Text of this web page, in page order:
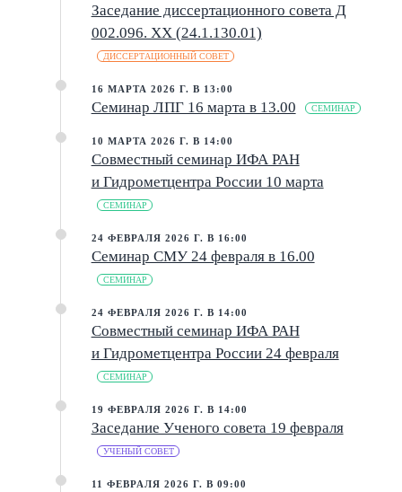
Заседание диссертационного совета Д
002.096. XX (24.1.130.01)
ДИССЕРТАЦИОННЫЙ СОВЕТ
16 МАРТА 2026 Г. В 13:00
Семинар ЛПГ 16 марта в 13.00 СЕМИНАР
10 МАРТА 2026 Г. В 14:00
Совместный семинар ИФА РАН
и Гидрометцентра России 10 марта
СЕМИНАР
24 ФЕВРАЛЯ 2026 Г. В 16:00
Семинар СМУ 24 февраля в 16.00
СЕМИНАР
24 ФЕВРАЛЯ 2026 Г. В 14:00
Совместный семинар ИФА РАН
и Гидрометцентра России 24 февраля
СЕМИНАР
19 ФЕВРАЛЯ 2026 Г. В 14:00
Заседание Ученого совета 19 февраля
УЧЕНЫЙ СОВЕТ
11 ФЕВРАЛЯ 2026 Г. В 09:00